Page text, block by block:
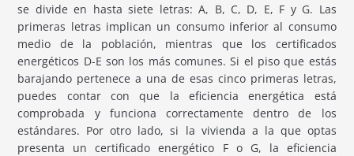
se divide en hasta siete letras: A, B, C, D, E, F y G. Las
primeras letras implican un consumo inferior al consumo
medio de la población, mientras que los certificados
energéticos D-E son los más comunes. Si el piso que estás
barajando pertenece a una de esas cinco primeras letras,
puedes contar con que la eficiencia energética está
comprobada y funciona correctamente dentro de los
estándares. Por otro lado, si la vivienda a la que optas
presenta un certificado energético F o G, la eficiencia